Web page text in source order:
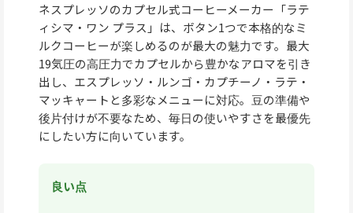
ネスプレッソのカプセル式コーヒーメーカー「ラテ
ィシマ・ワン プラス」は、ボタン1つで本格的なミ
ルクコーヒーが楽しめるのが最大の魅力です。最大
19気圧の高圧力でカプセルから豊かなアロマを引き
出し、エスプレッソ・ルンゴ・カプチーノ・ラテ・
マッキャートと多彩なメニューに対応。豆の準備や
後片付けが不要なため、毎日の使いやすさを最優先
にしたい方に向いています。
良い点